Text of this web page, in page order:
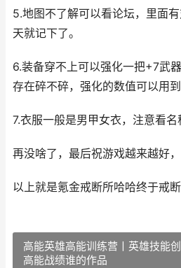
5.地图不了解可以看论坛，里面
天就记下了。
6.装备穿不上可以强化一把+7武
存在碎不碎，强化的数值可以用到
7.衣服一般是男甲女衣，注意看名
再没啥了，最后祝游戏越来越好，
以上就是氪金戒断所哈哈终于戒
高能英雄高能训练营丨英雄技能
高能战绩谁的作品